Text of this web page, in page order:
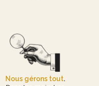
Nous gérons tout.